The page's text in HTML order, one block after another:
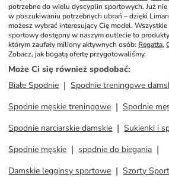
potrzebne do wielu dyscyplin sportowych. Już
w poszukiwaniu potrzebnych ubrań – dzięki
możesz wybrać interesujący Cię model.
sportowy dostępny w naszym outlecie to
którym zaufały miliony aktywnych osób: Regatta,
Zobacz, jak bogatą ofertę przygotowaliśmy.
Może Ci się również spodobać:
Białe Spodnie
Spodnie treningowe
Spodnie męskie treningowe
Spodnie
Spodnie narciarskie damskie
Sukienki i
Spodnie męskie
spodnie do biegania
Damskie legginsy sportowe
Szorty